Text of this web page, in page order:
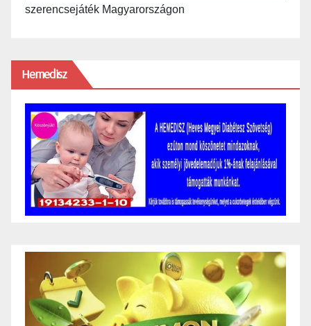
szerencsejáték Magyarországon
Hemedisz